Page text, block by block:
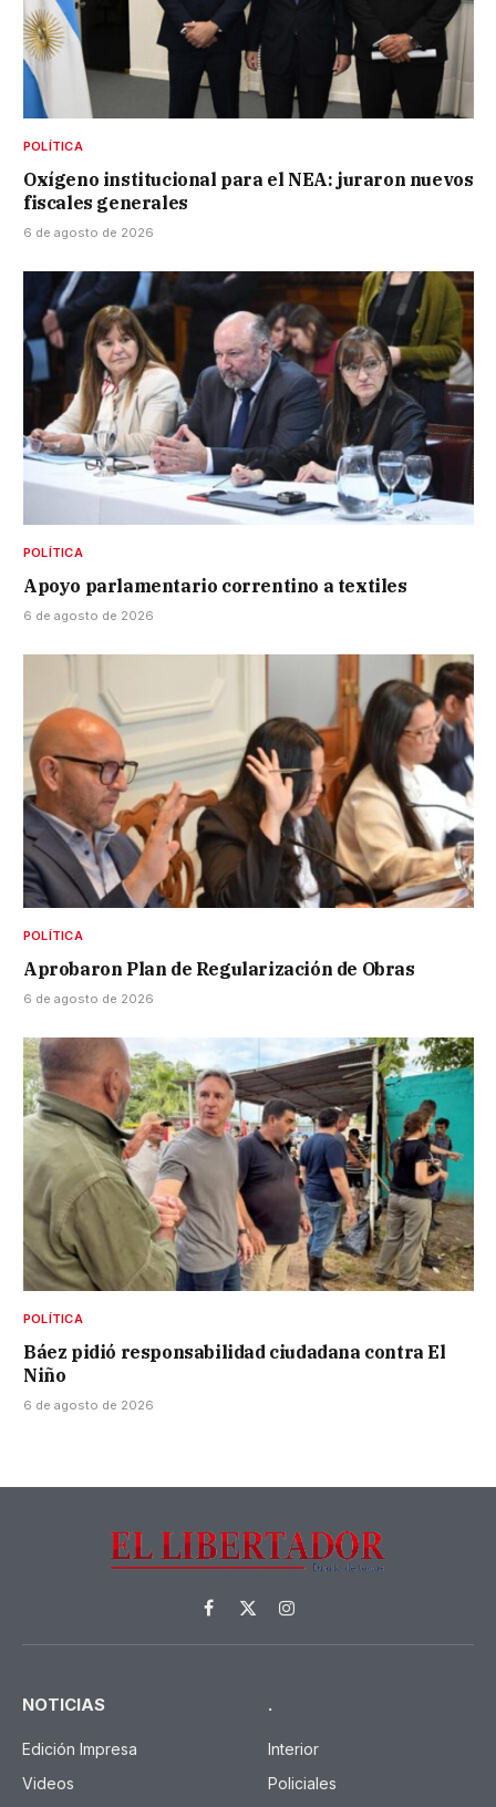
POLÍTICA
Oxígeno institucional para el NEA: juraron nuevos
fiscales generales
6 de agosto de 2026
POLÍTICA
Apoyo parlamentario correntino a textiles
6 de agosto de 2026
POLÍTICA
Aprobaron Plan de Regularización de Obras
6 de agosto de 2026
POLÍTICA
Báez pidió responsabilidad ciudadana contra El
Niño
6 de agosto de 2026
Facebook
X
(Twitter)
Instagram
NOTICIAS
Edición Impresa
Videos
.
Interior
Policiales